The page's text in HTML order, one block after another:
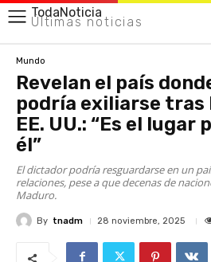
TodaNoticia
Últimas noticias
Mundo
Revelan el país
podría exiliarse tras
EE. UU.: “Es el
él”
El dictador podría resguardarse en un
relaciones, pese a que decenas de
Maduro.
By tnadm 28 noviembre, 2025